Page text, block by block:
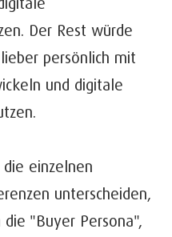
Der Rest würde
persönlich mit
und digitale
die einzelnen
unterscheiden,
"Buyer Persona",